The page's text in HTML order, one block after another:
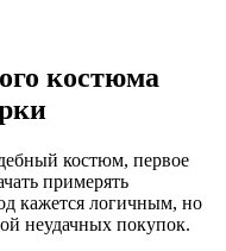
костюма
костюм, первое
примерять
кажется логичным, но
неудачных покупок.